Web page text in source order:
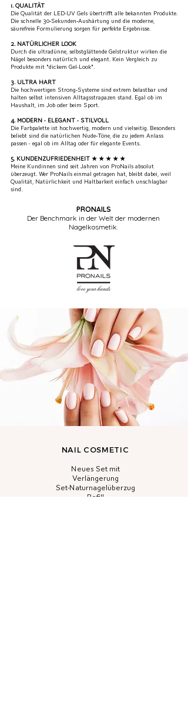
1. QUALITÄT
Die Qualität der LED-UV Gels übertrifft alle bekannten Produkte.
Die schnelle 30‑Sekunden‑Aushärtung und die moderne,
säurefreie Formulierung sorgen für perfekte Ergebnisse.
2. NATÜRLICHER LOOK
Durch die ultradünne, selbstglättende Gelstruktur wirken die
Nägel besonders natürlich und elegant. Kein Vergleich zu
Produkte mit "dickem Gel-Look".
3. ULTRA HART
Die hochwertigen Strong‑Systeme sind extrem belastbar und
halten selbst intensiven Alltagsstrapazen stand. Egal ob im
Haushalt, im Job oder beim Sport.
4. MODERN - ELEGANT - STILVOLL
Die Farbpalette ist hochwertig, modern und vielseitig. Besonders
beliebt sind die natürlichen Nude‑Töne, die zu jedem Anlass
passen - egal ob im Alltag oder für elegante Events.
5. KUNDENZUFRIEDENHEIT ★ ★ ★ ★ ★
Meine Kundinnen sind seit Jahren von ProNails absolut
überzeugt. Wer ProNails einmal getragen hat, bleibt dabei, weil
Qualität, Natürlichkeit und Haltbarkeit einfach unschlagbar
sind.
PRONAILS
Der Benchmark in der Welt der modernen
Nagelkosmetik.​
NAIL COSMETIC
Neues Set mit
Verlängerung
Set-Naturnagelüberzug
Refill